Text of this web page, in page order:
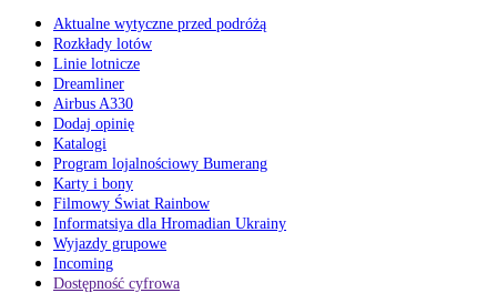
Aktualne wytyczne przed podróżą
Rozkłady lotów
Linie lotnicze
Dreamliner
Airbus A330
Dodaj opinię
Katalogi
Program lojalnościowy Bumerang
Karty i bony
Filmowy Świat Rainbow
Informatsiya dla Hromadian Ukrainy
Wyjazdy grupowe
Incoming
Dostępność cyfrowa